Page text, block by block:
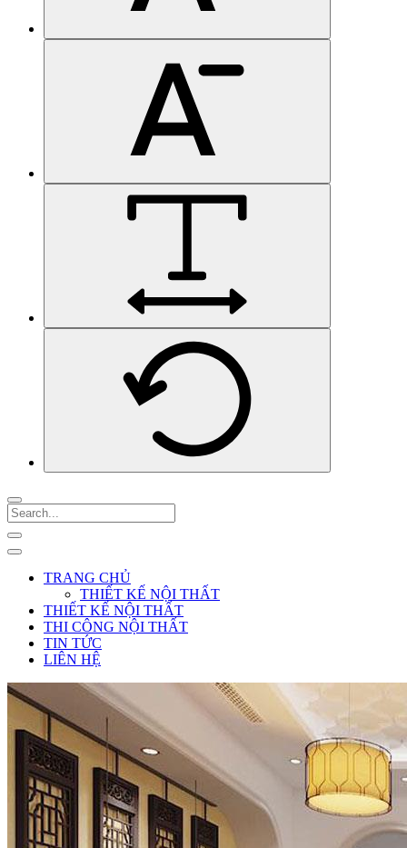
TRANG CHỦ
THIẾT KẾ NỘI THẤT
THIẾT KẾ NỘI THẤT
THI CÔNG NỘI THẤT
TIN TỨC
LIÊN HỆ